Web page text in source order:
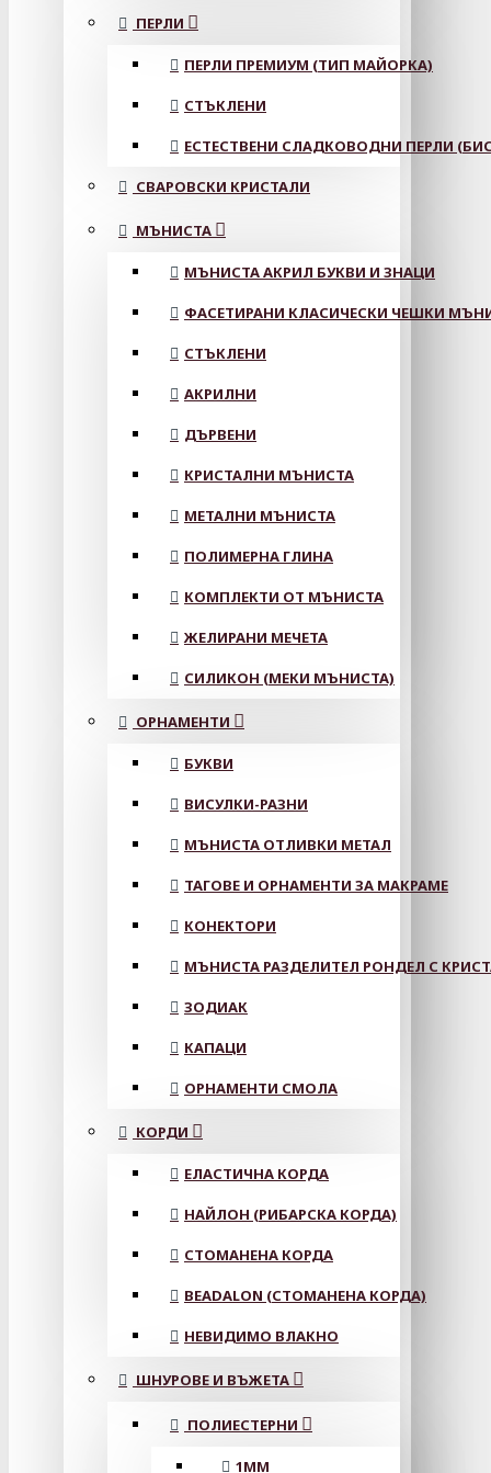
ПЕРЛИ
ПЕРЛИ ПРЕМИУМ (ТИП МАЙОРКА)
СТЪКЛЕНИ
ЕСТЕСТВЕНИ СЛАДКОВОДНИ ПЕРЛИ
СВАРОВСКИ КРИСТАЛИ
МЪНИСТА
МЪНИСТА АКРИЛ БУКВИ И ЗНАЦИ
ФАСЕТИРАНИ КЛАСИЧЕСКИ ЧЕШКИ
СТЪКЛЕНИ
АКРИЛНИ
ДЪРВЕНИ
КРИСТАЛНИ МЪНИСТА
МЕТАЛНИ МЪНИСТА
ПОЛИМЕРНА ГЛИНА
КОМПЛЕКТИ ОТ МЪНИСТА
ЖЕЛИРАНИ МЕЧЕТА
СИЛИКОН (МЕКИ МЪНИСТА)
ОРНАМЕНТИ
БУКВИ
ВИСУЛКИ-РАЗНИ
МЪНИСТА ОТЛИВКИ МЕТАЛ
ТАГОВЕ И ОРНАМЕНТИ ЗА МАКРАМЕ
КОНЕКТОРИ
МЪНИСТА РАЗДЕЛИТЕЛ РОНДЕЛ С
ЗОДИАК
КАПАЦИ
ОРНАМЕНТИ СМОЛА
КОРДИ
ЕЛАСТИЧНА КОРДА
НАЙЛОН (РИБАРСКА КОРДА)
СТОМАНЕНА КОРДА
BEADALON (СТОМАНЕНА КОРДА)
НЕВИДИМО ВЛАКНО
ШНУРОВЕ И ВЪЖЕТА
ПОЛИЕСТЕРНИ
1ММ